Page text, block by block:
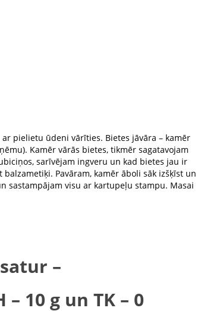
pielietu ūdeni vārīties. Bietes jāvāra – kamēr
Kamēr vārās bietes, tikmēr sagatavojam
sarīvējam ingveru un kad bietes jau ir
Pavāram, kamēr āboli sāk izšķīst un
sastampājam visu ar kartupeļu stampu. Masai
–
10 g un TK – 0